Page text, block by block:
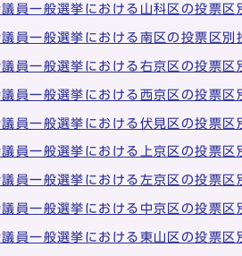
員一般選挙における山科区の投票区
員一般選挙における南区の投票区別
員一般選挙における右京区の投票区
員一般選挙における西京区の投票区
員一般選挙における伏見区の投票区
員一般選挙における上京区の投票区
員一般選挙における左京区の投票区
員一般選挙における中京区の投票区
員一般選挙における東山区の投票区